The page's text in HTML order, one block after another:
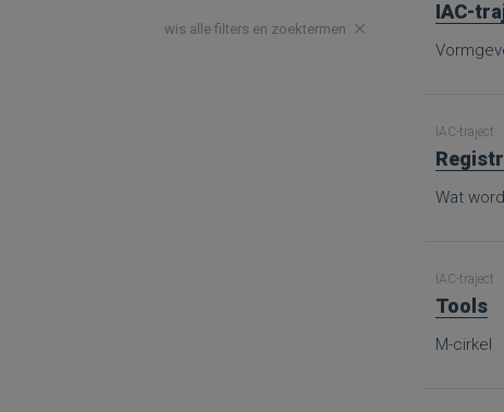
wis alle filters en zoektermen
IAC-
IAC-traject
Wat
IAC-traject
Tools
M-cirkel